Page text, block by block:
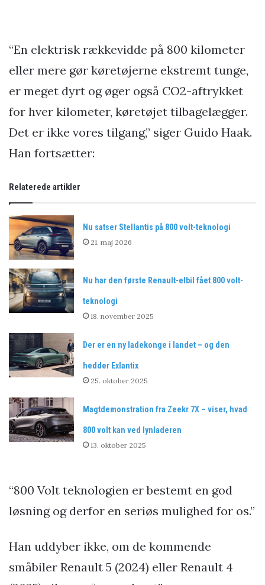
“En elektrisk rækkevidde på 800 kilometer
eller mere gør køretøjerne ekstremt tunge,
er meget dyrt og øger også CO2-aftrykket
for hver kilometer, køretøjet tilbagelægger.
Det er ikke vores tilgang,” siger Guido Haak.
Han fortsætter:
Relaterede artikler
Nu satser Stellantis på 800 volt-teknologi
21. maj 2026
Nu har den første Renault-elbil fået 800 volt-
teknologi
18. november 2025
Der er en ny ladekonge i landet – og den
hedder Exlantix
25. oktober 2025
Magtdemonstration fra Zeekr 7X – viser, hvad
800 volt kan ved lynladeren
13. oktober 2025
“800 Volt teknologien er bestemt en god
løsning og derfor en seriøs mulighed for os.”
Han uddyber ikke, om de kommende
småbiler Renault 5 (2024) eller Renault 4